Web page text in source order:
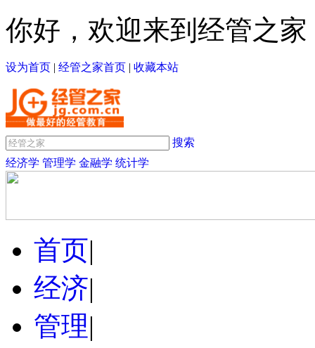
你好，欢迎来到经管之家
设为首页 | 经管之家首页 | 收藏本站
搜索
经济学 管理学 金融学 统计学
首页|
经济|
管理|